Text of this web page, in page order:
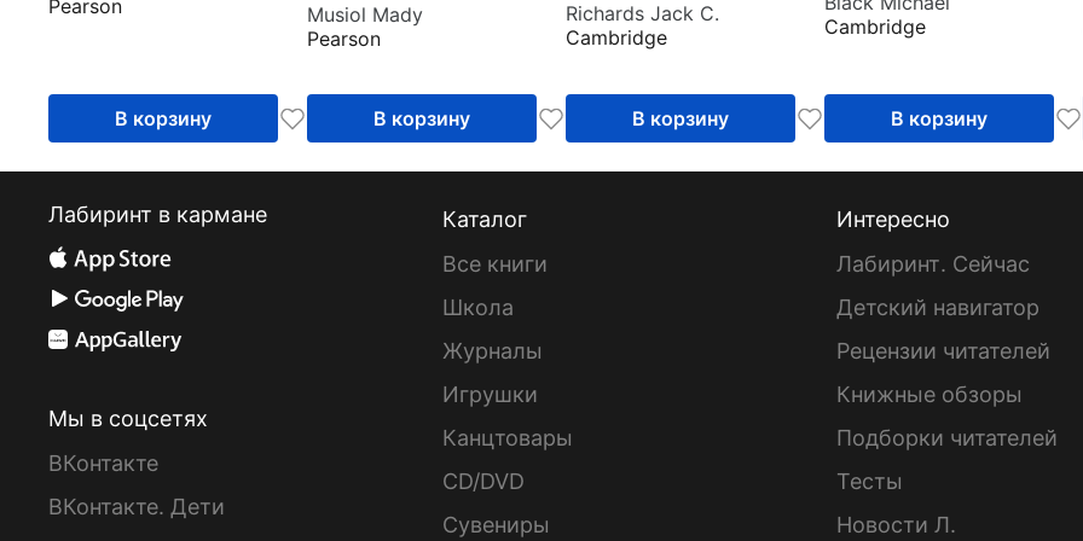
Pearson
В корзину
Class CD
Musiol Mady
Pearson
В корзину
Richards Jack C.
Cambridge
В корзину
Cambridge
В корзину
Лабиринт в кармане
Мы в соцсетях
ВКонтакте
ВКонтакте. Дети
Каталог
Все книги
Школа
Журналы
Игрушки
Канцтовары
CD/DVD
Сувениры
Интересно
Лабиринт. Сейчас
Детский навигатор
Рецензии читателей
Книжные обзоры
Подборки читателей
Тесты
Новости Л.